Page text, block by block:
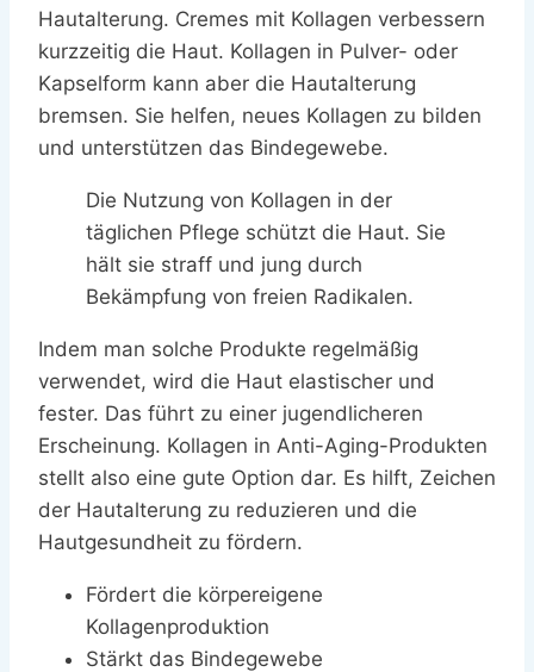
Hautalterung. Cremes mit Kollagen verbessern
kurzzeitig die Haut. Kollagen in Pulver- oder
Kapselform kann aber die Hautalterung
bremsen. Sie helfen, neues Kollagen zu bilden
und unterstützen das Bindegewebe.
Die Nutzung von Kollagen in der
täglichen Pflege schützt die Haut. Sie
hält sie straff und jung durch
Bekämpfung von freien Radikalen.
Indem man solche Produkte regelmäßig
verwendet, wird die Haut elastischer und
fester. Das führt zu einer jugendlicheren
Erscheinung. Kollagen in Anti-Aging-Produkten
stellt also eine gute Option dar. Es hilft, Zeichen
der Hautalterung zu reduzieren und die
Hautgesundheit zu fördern.
Fördert die körpereigene
Kollagenproduktion
Stärkt das Bindegewebe